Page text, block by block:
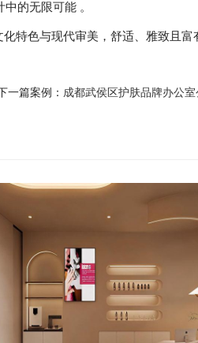
的无限可能 。
特色与现代审美，舒适、雅致且富
一篇案例： 成都武侯区护肤品牌办公